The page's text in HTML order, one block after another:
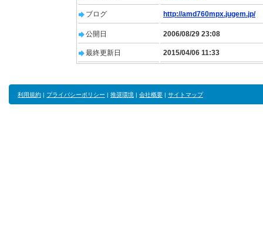
ブログ http://amd760mpx.jugem.jp/
公開日 2006/08/29 23:08
最終更新日 2015/04/06 11:33
利用規約 | プライバシーポリシー | 推奨環境 | 会社概要 | サイトマップ